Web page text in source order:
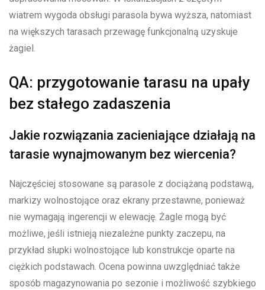
wiatrem wygoda obsługi parasola bywa wyższa, natomiast
na większych tarasach przewagę funkcjonalną uzyskuje
żagiel.
QA: przygotowanie tarasu na upały
bez stałego zadaszenia
Jakie rozwiązania zacieniające działają na
tarasie wynajmowanym bez wiercenia?
Najczęściej stosowane są parasole z dociążaną podstawą,
markizy wolnostojące oraz ekrany przestawne, ponieważ
nie wymagają ingerencji w elewację. Żagle mogą być
możliwe, jeśli istnieją niezależne punkty zaczepu, na
przykład słupki wolnostojące lub konstrukcje oparte na
ciężkich podstawach. Ocena powinna uwzględniać także
sposób magazynowania po sezonie i możliwość szybkiego